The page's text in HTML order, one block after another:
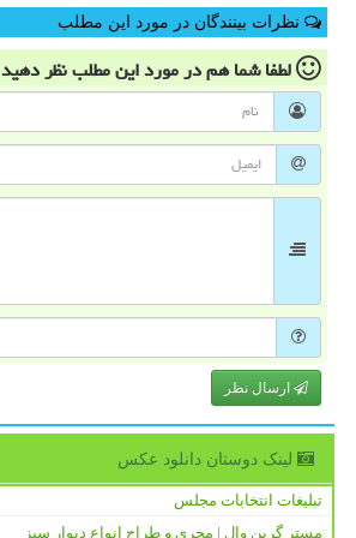
نظرات بینندگان در مورد این مطلب
لطفا شما همدر مورد این مطلبنظر دهید
ارسال نظر
لینک دوستان دانلود عكس
تبلیغات انتخابات مجلس
مستر گرین وال | مجری و طراح انواع دیوار سبز